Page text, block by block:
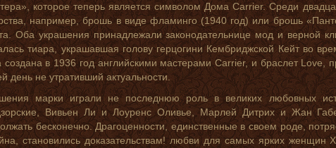
которое теперь является символом Дома Carrier. Среди
например, брошь в виде фламинго (1940 год) или брошь
Оба украшения принадлежали законодательнице мод и верной
тиара, украшавшая голову герцогини Кембриджской Кейт во
создана в 1936 год английскими мастерами Carrier, и браслет Love,
день не утративший актуальности.
марки играли не последнюю роль в великих любовных
Вивьен Ли и Лоуренс Оливье, Марлей Дитрих и Жан
бесконечно. Драгоценности, единственные в своем роде,
становились доказательствам! любви для самых ярких женщин